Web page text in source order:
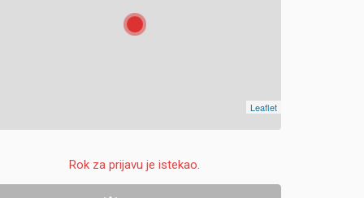
Leaflet
Rok za prijavu je istekao.